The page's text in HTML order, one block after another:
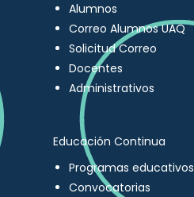
Alumnos
Correo Alumnos UAQ
Solicitud Correo
Docentes
Administrativos
Educación Continua
Programas educativos
Convocatorias